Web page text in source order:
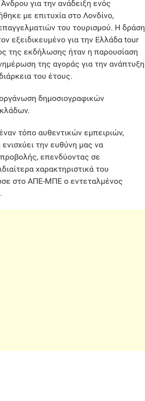
για την ανάδειξη ενός
με επιτυχία στο Λονδίνο,
του τουρισμού. Η δράση
εξειδικευμένο για την Ελλάδα tour
της εκδήλωσης ήταν η παρουσίαση
της αγοράς για την ανάπτυξη
του έτους.
δημοσιογραφικών
τόπο αυθεντικών εμπειριών,
την ευθύνη μας να
επενδύοντας σε
χαρακτηριστικά του
στο ΑΠΕ-ΜΠΕ ο εντεταλμένος